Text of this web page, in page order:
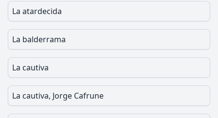
La atardecida
La balderrama
La cautiva
La cautiva, Jorge Cafrune